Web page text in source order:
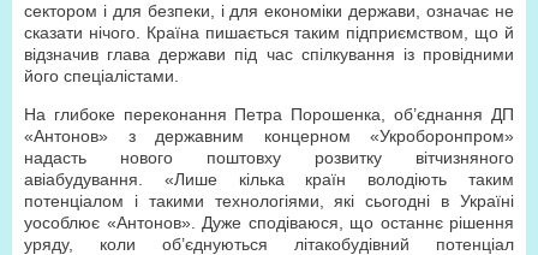
сектором і для безпеки, і для економіки держави, означає не
сказати нічого. Країна пишається таким підприємством, що й
відзначив глава держави під час спілкування із провідними
його спеціалістами.
На глибоке переконання Петра Порошенка, об’єднання ДП
«Антонов» з державним концерном «Укроборонпром»
надасть нового поштовху розвитку вітчизняного
авіабудування. «Лише кілька країн володіють таким
потенціалом і такими технологіями, які сьогодні в Україні
уособлює «Антонов». Дуже сподіваюся, що останнє рішення
уряду, коли об’єднуються літакобудівний потенціал